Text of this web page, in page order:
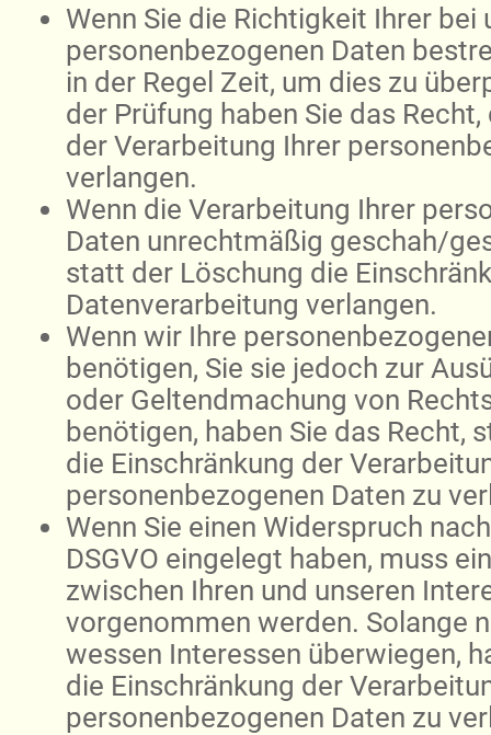
Wenn Sie die Richtigkeit Ihrer
personenbezogenen Daten
in der Regel Zeit, um dies zu
der Prüfung haben Sie das
der Verarbeitung Ihrer
verlangen.
Wenn die Verarbeitung Ihrer
Daten unrechtmäßig geschah/
statt der Löschung die
Datenverarbeitung verlangen.
Wenn wir Ihre
benötigen, Sie sie jedoch zur
oder Geltendmachung von
benötigen, haben Sie das Recht,
die Einschränkung der
personenbezogenen Daten zu
Wenn Sie einen Widerspruch
DSGVO eingelegt haben, muss
zwischen Ihren und unseren
vorgenommen werden. Solange
wessen Interessen überwiegen,
die Einschränkung der
personenbezogenen Daten zu